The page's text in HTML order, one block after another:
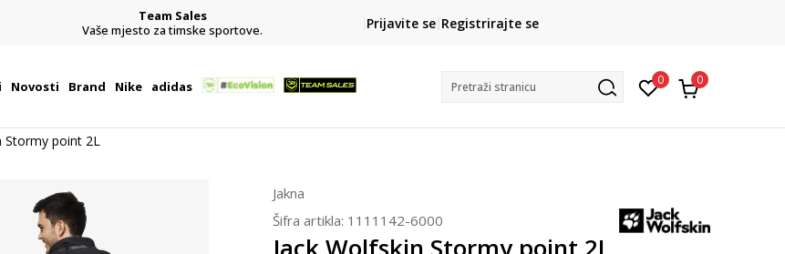
Team Sales
Vaše mjesto za timske sportove.
CLICK& COLLECT
besplatno preuzimanje u trgovini
Prijavite se Registrirajte se
Novosti Brand Nike adidas Pretraži stranicu 0 0
Stormy point 2L
Jakna
Šifra artikla: 1111142-6000